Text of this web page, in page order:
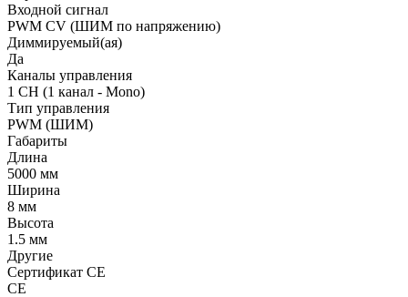
Входной сигнал
PWM СV (ШИМ по напряжению)
Диммируемый(ая)
Да
Каналы управления
1 CH (1 канал - Mono)
Тип управления
PWM (ШИМ)
Габариты
Длина
5000 мм
Ширина
8 мм
Высота
1.5 мм
Другие
Сертификат CE
CE